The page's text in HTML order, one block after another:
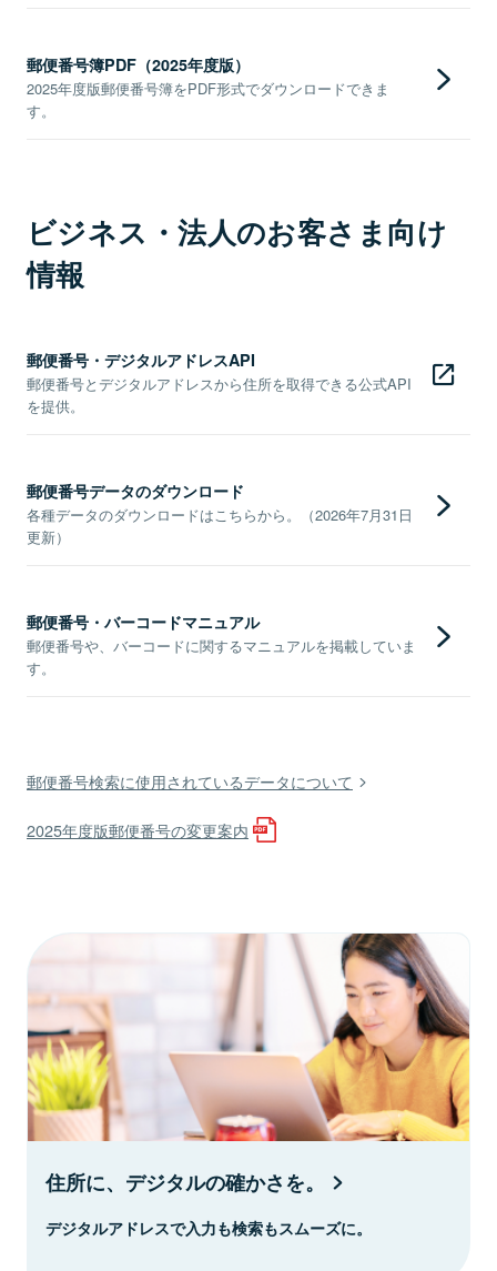
郵便番号簿PDF（2025年度版）
2025年度版郵便番号簿をPDF形式でダウンロードできま
す。
ビジネス・法人のお客さま向け
情報
郵便番号・デジタルアドレスAPI
郵便番号とデジタルアドレスから住所を取得できる公式API
を提供。
郵便番号データのダウンロード
各種データのダウンロードはこちらから。（2026年7月31日
更新）
郵便番号・バーコードマニュアル
郵便番号や、バーコードに関するマニュアルを掲載していま
す。
郵便番号検索に使用されているデータについて
2025年度版郵便番号の変更案内
住所に、デジタルの確かさを。
デジタルアドレスで入力も検索もスムーズに。